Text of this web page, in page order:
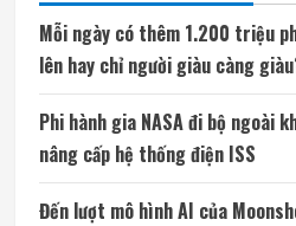
Mỗi ngày có thêm 1.200 triệu
lên hay chỉ người giàu càng
Phi hành gia NASA đi bộ ngoài
nâng cấp hệ thống điện ISS
Đến lượt mô hình AI của